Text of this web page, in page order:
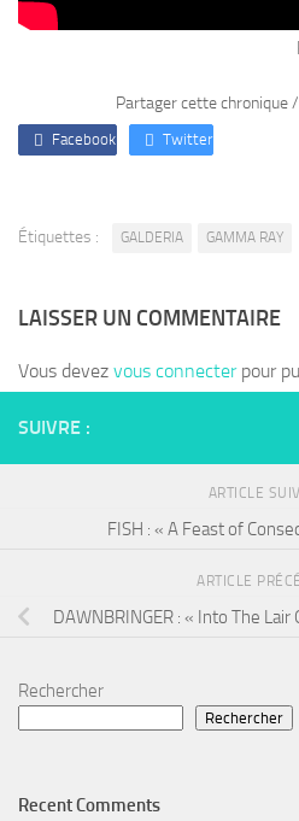
Partager cette chronique
Facebook Twitter
Étiquettes : GALDERIA GAMMA RAY
LAISSER UN COMMENTAIRE
Vous devez vous connecterpour
SUIVRE :
ARTICLE
FISH : « A Feast of
ARTICLE
DAWNBRINGER : « Into The Lair
Rechercher
Rechercher
Recent Comments